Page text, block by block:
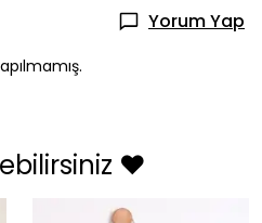
Yorum Yap
❤️